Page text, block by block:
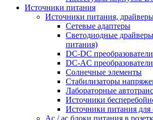
Источники питания
Источники питания,
Сетевые адаптеры
Светодиодные
питания)
DC-DC преобразователи
DC-AC преобразователи
Солнечные элементы
Стабилизаторы
Лабораторные
Источники
Источники питания для
Ac / ac блоки питания в